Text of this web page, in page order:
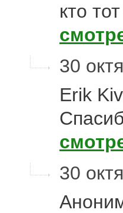
кто
30
Erik
30